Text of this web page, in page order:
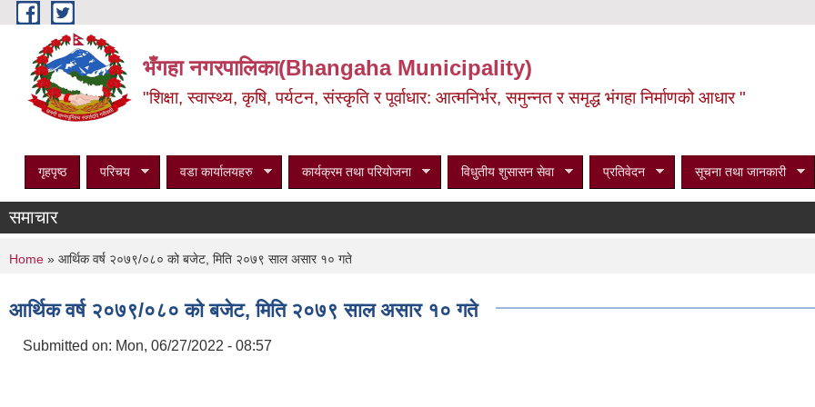
Skip to main content
भँगहा नगरपालिका(Bhangaha Municipality)
"शिक्षा, स्वास्थ्य, कृषि, पर्यटन, संस्कृति र पूर्वाधार: आत्मनिर्भर, समुन्नत र समृद्ध भंगहा निर्माणको आधार "
गृहपृष्ठ परिचय वडा कार्यालयहरु कार्यक्रम तथा परियोजना विधुतीय शुसासन सेवा प्रतिवेदन सूचना तथा जानकारी
समाचार
You are here
Home » आर्थिक वर्ष २०७९/०८० को बजेट, मिति २०७९ साल असार १० गते
आर्थिक वर्ष २०७९/०८० को बजेट, मिति २०७९ साल असार १० गते
Submitted on: Mon, 06/27/2022 - 08:57